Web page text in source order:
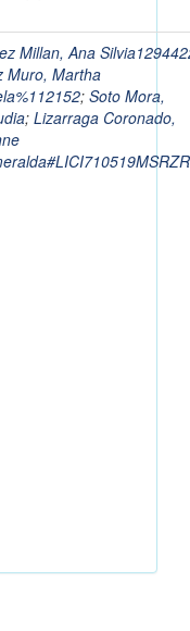
Millan, Ana
Muro, Martha
; Soto Mora,
; Lizarraga Coronado,